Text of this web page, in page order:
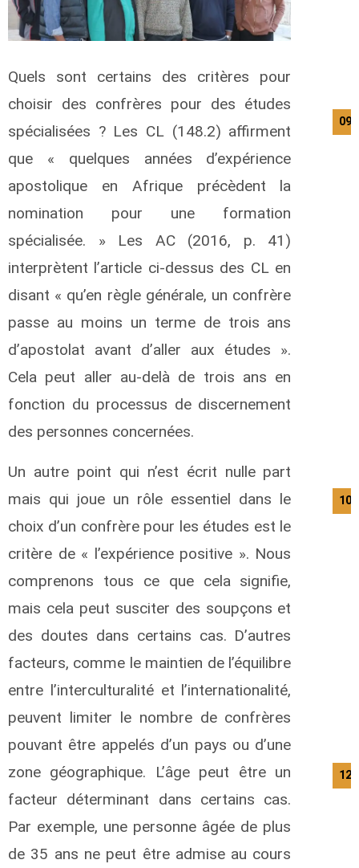
Quels sont certains des critères pour
choisir des confrères pour des études
spécialisées ? Les CL (148.2) affirment
que « quelques années d’expérience
apostolique en Afrique précèdent la
nomination pour une formation
spécialisée. » Les AC (2016, p. 41)
interprètent l’article ci-dessus des CL en
disant « qu’en règle générale, un confrère
passe au moins un terme de trois ans
d’apostolat avant d’aller aux études ».
Cela peut aller au-delà de trois ans en
fonction du processus de discernement
des personnes concernées.
Un autre point qui n’est écrit nulle part
mais qui joue un rôle essentiel dans le
choix d’un confrère pour les études est le
critère de « l’expérience positive ». Nous
comprenons tous ce que cela signifie,
mais cela peut susciter des soupçons et
des doutes dans certains cas. D’autres
facteurs, comme le maintien de l’équilibre
entre l’interculturalité et l’internationalité,
peuvent limiter le nombre de confrères
pouvant être appelés d’un pays ou d’une
zone géographique. L’âge peut être un
facteur déterminant dans certains cas.
Par exemple, une personne âgée de plus
de 35 ans ne peut être admise au cours
09/
10/
12/